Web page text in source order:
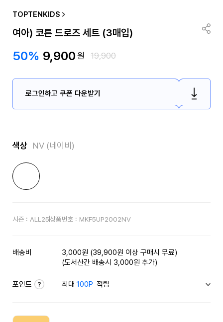
TOPTENKIDS
여아) 코튼 드로즈 세트 (3매입)
50% 9,900원 19,900
로그인하고 쿠폰 다운받기
색상 NV (네이비)
시즌 : ALL25상품번호 : MKF5UP2002NV
배송비
3,000원 (39,900원 이상 구매시 무료)
(도서산간 배송시 3,000원 추가)
포인트 최대100P 적립